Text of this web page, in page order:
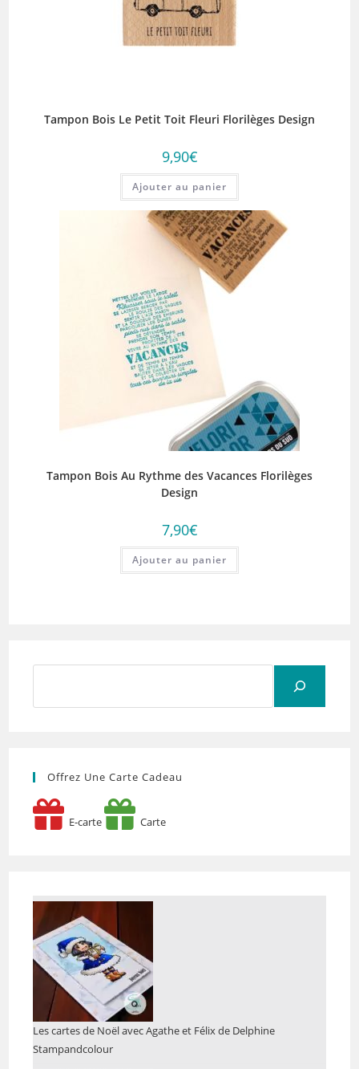
Tampon Bois Le Petit Toit Fleuri Florilèges Design
9,90€
Ajouter au panier
Tampon Bois Au Rythme des Vacances Florilèges
Design
7,90€
Ajouter au panier
Offrez Une Carte Cadeau
E-carte Carte
Les cartes de Noël avec Agathe et Félix de Delphine
Stampandcolour